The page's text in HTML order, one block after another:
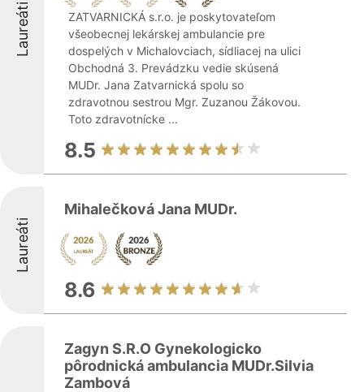
Laureáti
ZATVARNICKÁ s.r.o. je poskytovateľom
všeobecnej lekárskej ambulancie pre
dospelých v Michalovciach, sídliacej na ulici
Obchodná 3. Prevádzku vedie skúsená
MUDr. Jana Zatvarnická spolu so
zdravotnou sestrou Mgr. Zuzanou Žákovou.
Toto zdravotnícke ...
8.5
Laureáti
Mihalečková Jana MUDr.
8.6
Zagyn S.R.O Gynekologicko
pôrodnická ambulancia MUDr.Silvia
Zambová